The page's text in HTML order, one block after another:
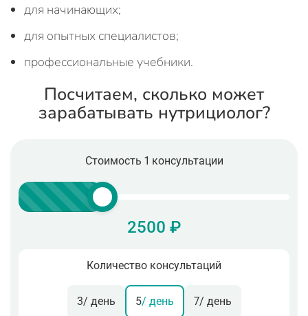
для начинающих;
для опытных специалистов;
профессиональные учебники.
Посчитаем, сколько может
зарабатывать нутрициолог?
Стоимость 1 консультации
2500 ₽
Количество консультаций
3/ день 5/ день 7/ день